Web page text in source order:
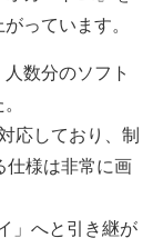
っています。
数分のソフト
応しており、制
仕様は非常に画
」へと引き継が